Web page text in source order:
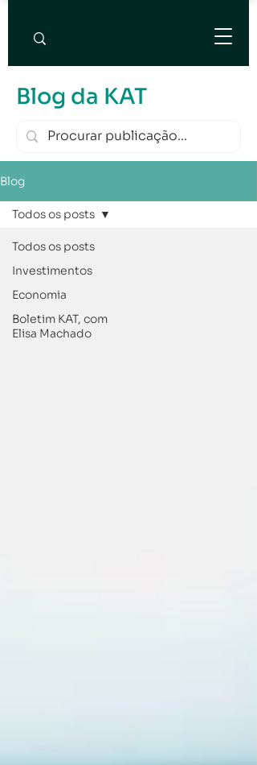
Blog da KAT
Blog
Todos os posts
Investimentos
Economia
Boletim KAT, com
Elisa Machado
Todos os posts